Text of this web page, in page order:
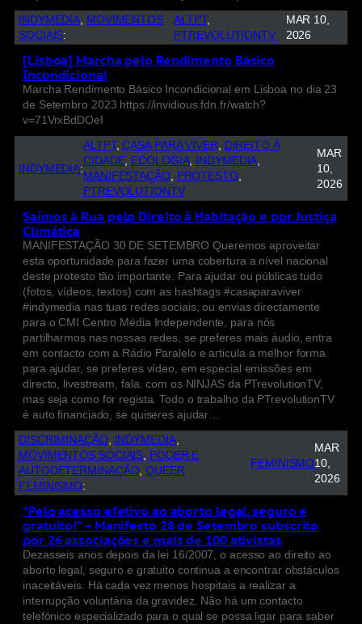
INDYMEDIA, MOVIMENTOS
SOCIAIS:
ALTPT
PTREVOLUTIONTV
MAR 10,
2026
[Lisboa] Marcha pelo Rendimento Básico
Incondicional
Marcha Rendimento Básico Incondicional em Lisboa no dia 23
de Setembro 2023 https://invidious.fdn.fr/watch?
v=71VrxBdDOeI
INDYMEDIA:
ALTPT, CASA PARA VIVER, DIREITO À
CIDADE, ECOLOGIA, INDYMEDIA
MANIFESTAÇÃO, PROTESTO
PTREVOLUTIONTV
MAR
10,
2026
Saímos à Rua pelo Direito à Habitação e por Justiça
Climática
MANIF ESTAÇÃO 30 DE SETEMBRO Queremos aproveitar
esta oportunidade para fazer uma cobertura a nível nacional
deste protesto tão importante. Para ajudar ou públicas tudo
(fotos, vídeos, textos) com as hashtags #casaparaviver
#indymedia nas tuas redes sociais, ou envias directamente
para o CMI Centro Média Independente, para nós
partilharmos nas nossas redes, se preferes mais áudio, entra
em contacto com a Rádio Paralelo e articula a melhor forma
para ajudar, se preferes vídeo, em especial emissões em
directo, livestream, fala. com os NINJAS da PTrevolutionTV,
mas seja como for regista. Todo o trabalho da PTrevolutionTV
é auto financiado, se quiseres ajudar…
DISCRIMINAÇÃO, INDYMEDIA
MOVIMENTOS SOCIAIS, PODER E
AUTODETERMINAÇÃO, QUEER
FEMINISMO:
FEMINISMO
MAR
10,
2026
“Pelo acesso efetivo ao aborto legal, seguro e
gratuito!” – Manifesto 28 de Setembro subscrito
por 26 associações e mais de 100 ativistas
Dezasseis anos depois da lei 16/2007, o acesso ao direito ao
aborto legal, seguro e gratuito continua a encontrar obstáculos
inaceitáveis. Há cada vez menos hospitais a realizar a
interrupção voluntária da gravidez. Não há um contacto
telefónico especializado para o qual se possa ligar para saber